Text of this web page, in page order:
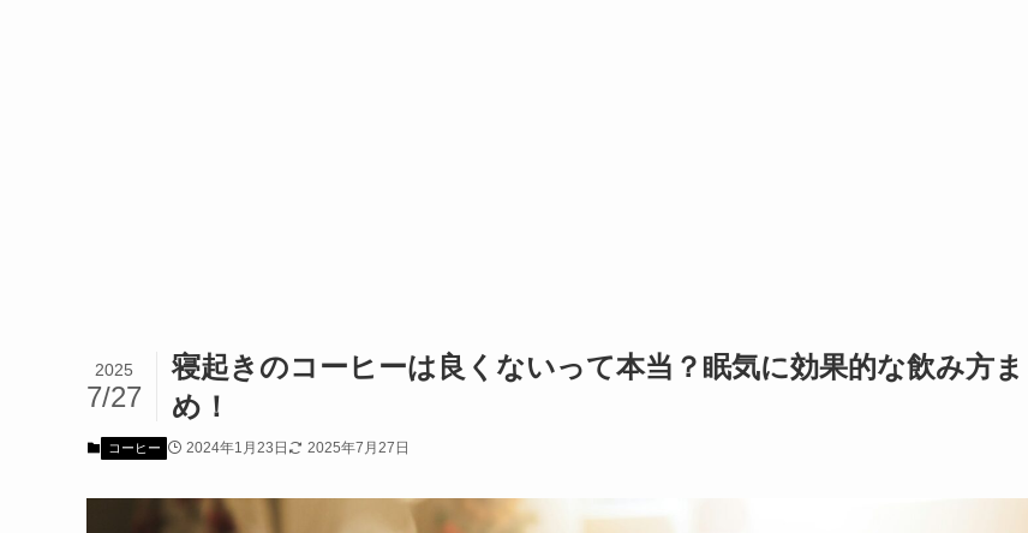
寝起きのコーヒーは良くないって本当？眠気に効果的な飲み方ま
め！
2025
7/27
コーヒー 2024年1月23日 2025年7月27日